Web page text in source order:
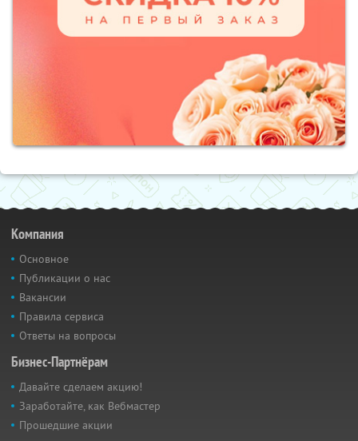
Компания
Основное
Публикации о нас
Вакансии
Правила сервиса
Ответы на вопросы
Бизнес-Партнёрам
Давайте сделаем акцию!
Заработайте, как Вебмастер
Прошедшие акции